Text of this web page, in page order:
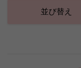
並び替え